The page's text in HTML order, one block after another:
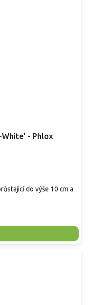
- Phlox
do výše 10 cm a